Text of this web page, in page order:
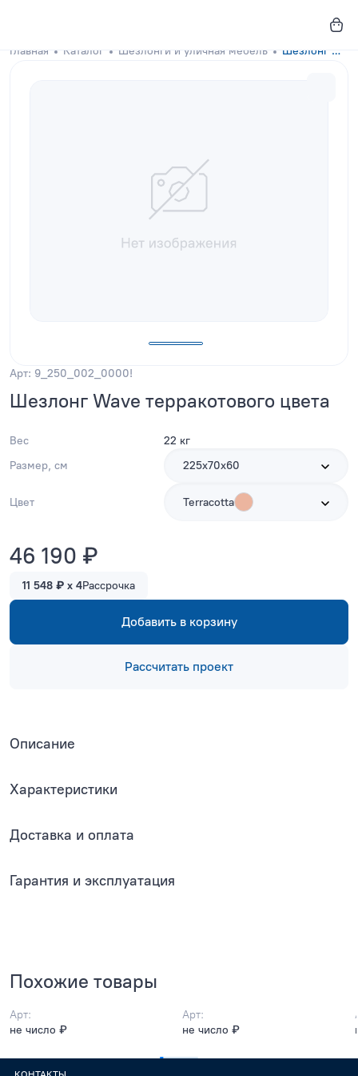
Главная Каталог Шезлонги и уличная мебель Шезлонг Wave Terracotta
Арт: 9_250_002_0000!
Шезлонг Wave терракотового цвета
Вес
22 кг
Размер, см
225х70х60
Цвет Terracotta
46 190 ₽
11 548 ₽ x 4Рассрочка
Добавить в корзину
Рассчитать проект
Описание
Характеристики
Доставка и оплата
Гарантия и эксплуатация
Похожие товары
Арт:
не число ₽
Арт:
не число ₽